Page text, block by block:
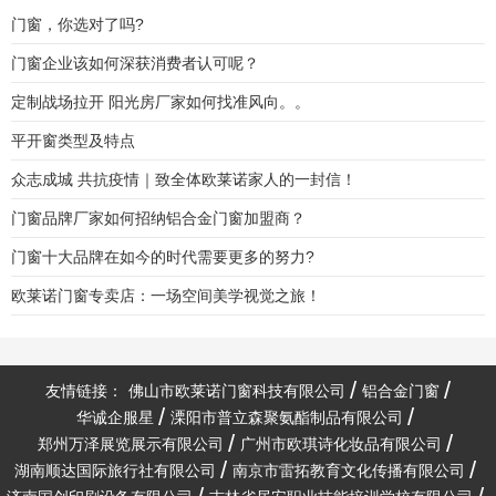
门窗，你选对了吗?
门窗企业该如何深获消费者认可呢？
定制战场拉开 阳光房厂家如何找准风向。。
平开窗类型及特点
众志成城 共抗疫情｜致全体欧莱诺家人的一封信！
门窗品牌厂家如何招纳铝合金门窗加盟商？
门窗十大品牌在如今的时代需要更多的努力?
欧莱诺门窗专卖店：一场空间美学视觉之旅！
友情链接： 佛山市欧莱诺门窗科技有限公司
铝合金门窗
华诚企服星
溧阳市普立森聚氨酯制品有限公司
郑州万泽展览展示有限公司
广州市欧琪诗化妆品有限公司
湖南顺达国际旅行社有限公司
南京市雷拓教育文化传播有限公司